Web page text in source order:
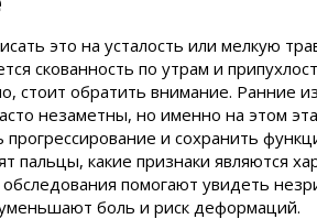
это на усталость или мелкую
скованность по утрам и
стоит обратить внимание. Ранние
незаметны, но именно на этом
и сохранить
пальцы, какие признаки являются
помогают увидеть
боль и риск деформаций.